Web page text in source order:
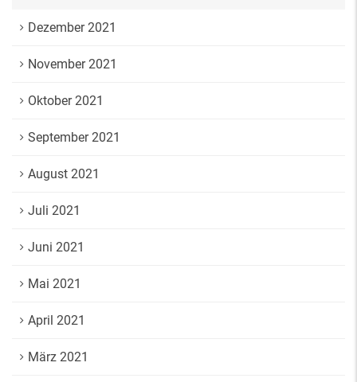
Dezember 2021
November 2021
Oktober 2021
September 2021
August 2021
Juli 2021
Juni 2021
Mai 2021
April 2021
März 2021